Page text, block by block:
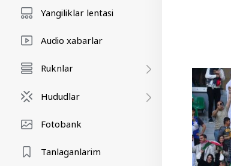
Yangiliklar lentasi
Audio xabarlar
Ruknlar
Hududlar
Fotobank
Tanlaganlarim